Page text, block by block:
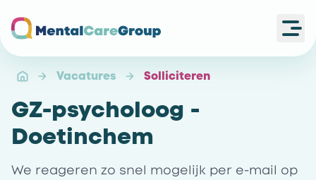
Vacatures Solliciteren
GZ-psycholoog -
Doetinchem
We reageren zo snel mogelijk per e-mail op